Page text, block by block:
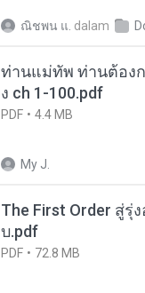
ณิชพน แ. dalam
ท่านแม่ทัพ ท่านต้องก
ง ch 1-100.pdf
PDF 4.4 MB
My J.
The First Order สู่
บ.pdf
PDF 72.8 MB